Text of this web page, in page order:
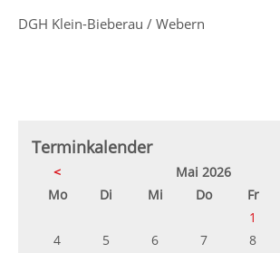
DGH Klein-Bieberau / Webern
Terminkalender
< Mai 2026
Montag Di enstagMittwochDonnerstag
Freitag
1
4
5 6 7 8